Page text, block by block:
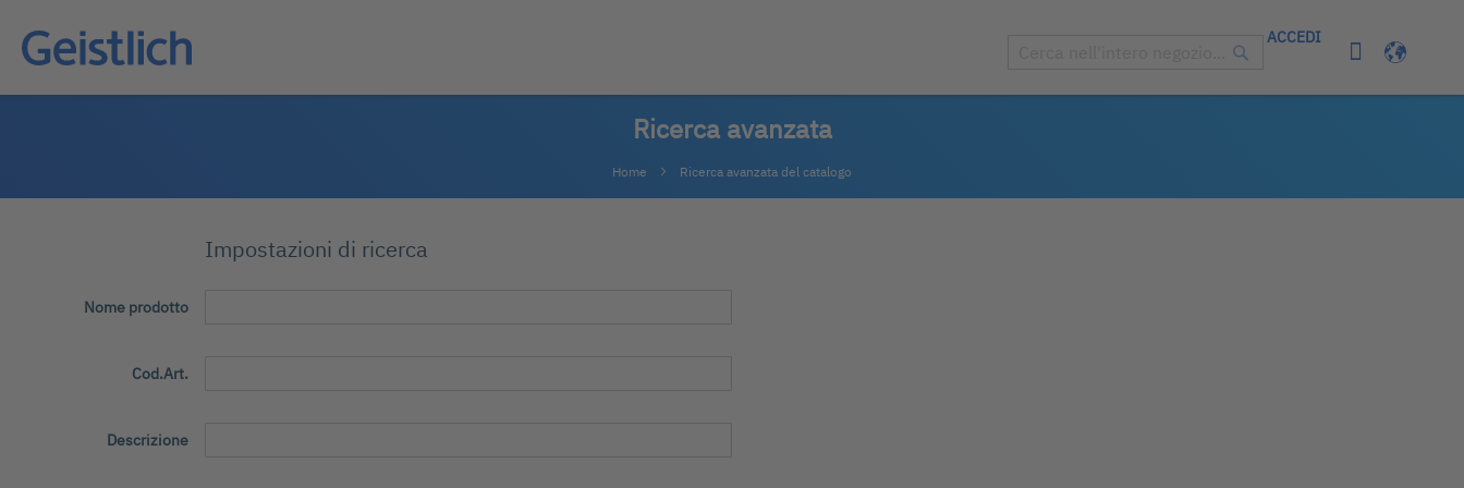
ACCEDI
Lingua
Carrello
Ricerca avanzata
Home Ricerca avanzata del catalogo
Impostazioni di ricerca
Nome prodotto
Cod.Art.
Descrizione